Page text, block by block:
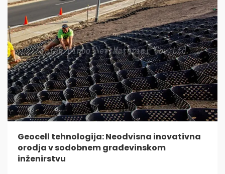
Geocell tehnologija: Neodvisna inovativna
orodja v sodobnem građevinskom
inženirstvu